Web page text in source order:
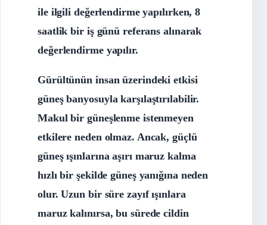
ile ilgili değerlendirme yapılırken, 8
saatlik bir iş günü referans alınarak
değerlendirme yapılır.
Gürültünün insan üzerindeki etkisi
güneş banyosuyla karşılaştırılabilir.
Makul bir güneşlenme istenmeyen
etkilere neden olmaz. Ancak, güçlü
güneş ışınlarına aşırı maruz kalma
hızlı bir şekilde güneş yanığına neden
olur. Uzun bir süre zayıf ışınlara
maruz kalınırsa, bu sürede cildin